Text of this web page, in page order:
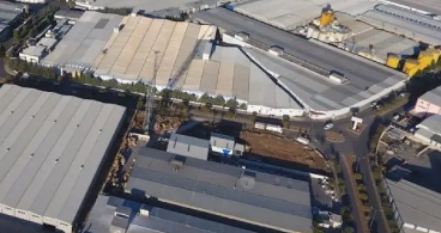
Kırklareli
Kırşehir
Kocaeli
Konya
Kütahya